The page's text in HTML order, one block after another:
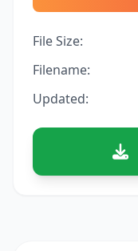
File Size:
Filename:
Updated: